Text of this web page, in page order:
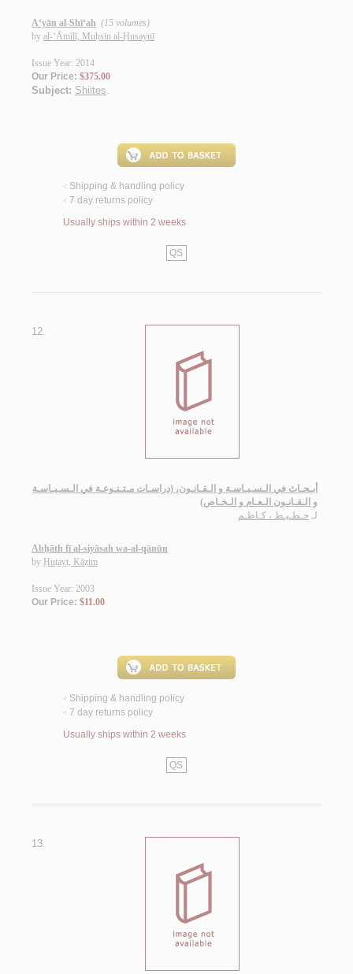
A‘yān al-Shī‘ah (15 volumes)
by al-‘Āmilī, Muḥsin al-Ḥusaynī
Issue Year: 2014
Our Price: $375.00
Subject: Shiites.
< Shipping & handling policy
< 7 day returns policy
Usually ships within 2 weeks
QS
12.
أبـحـاث في الـسـيـاسـة و الـقـانـون، (دراسـات مـتـنـوعـة في الـسـيـاسـة
و الـقـانـون الـعـام و الـخـاص)
لـ حـطـيـط ، كـاظـم
Abḥāth fī al-siyāsah wa-al-qānūn
by Ḥuṭayṭ, Kāẓim
Issue Year: 2003
Our Price: $11.00
< Shipping & handling policy
< 7 day returns policy
Usually ships within 2 weeks
QS
13.